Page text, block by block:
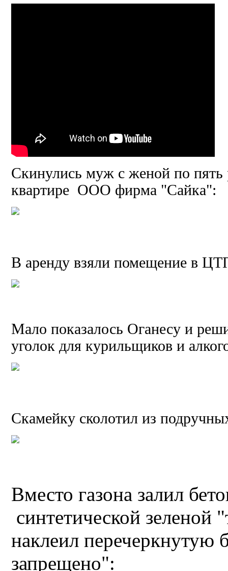
Скинулись муж с женой по пять
квартире ООО фирма "Сайка":
В аренду взяли помещение в
Мало показалось Оганесу и
уголок для курильщиков и
Скамейку сколотил из
Вместо газона залил
синтетической зеленой
наклеил перечеркнутую
запрещено":